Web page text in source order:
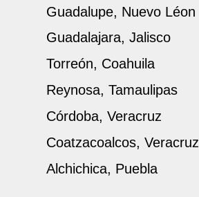
Guadalupe, Nuevo Léon
Guadalajara, Jalisco
Torreón, Coahuila
Reynosa, Tamaulipas
Córdoba, Veracruz
Coatzacoalcos, Veracruz
Alchichica, Puebla